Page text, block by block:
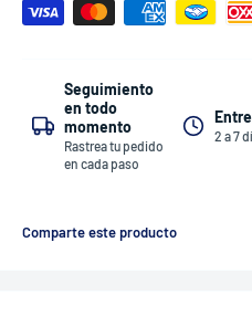
Seguimiento
en todo
momento
Rastrea tu pedido
en cada paso
2 a 7
Comparte este producto